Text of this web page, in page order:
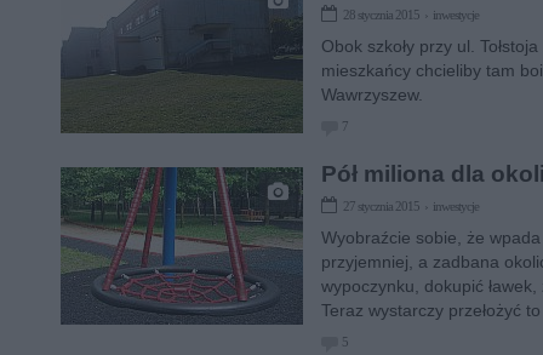
28 stycznia 2015 › inwestycje
Obok szkoły przy ul.
mieszkańcy chcieliby tam
Wawrzyszew.
7
Pół miliona dla
27 stycznia 2015 › inwestycje
Wyobraźcie sobie, że
przyjemniej, a zadbana
wypoczynku, dokupić
Teraz wystarczy przełożyć
lutego.
5